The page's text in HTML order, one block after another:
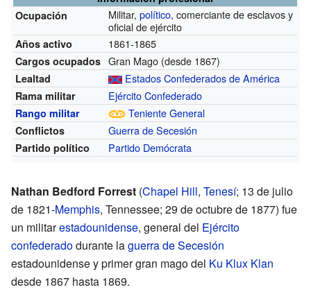
Ocupación
Militar,político, comerciante de esclavos y
oficial de ejército
Años activo 1861-1865
Cargos ocupados Gran Mago (desde 1867)
Lealtad Estados Confederados de América
Rama militar Ejército Confederado
Rango militar Teniente General
Conflictos Guerra de Secesión
Partido político Partido Demócrata
Nathan Bedford Forrest (Chapel Hill, Tenesí; 13 de julio
de 1821-Memphis, Tennessee; 29 de octubre de 1877) fue
un militarestadounidense, general del Ejército
confederadodurante laguerra de Secesión
estadounidense y primer gran mago del Ku Klux Klan
desde 1867 hasta 1869.